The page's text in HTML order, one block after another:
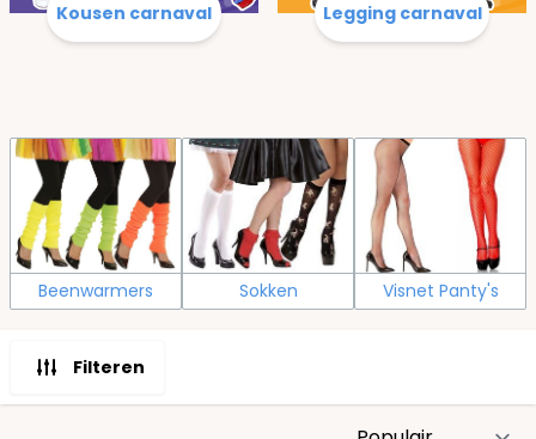
Kousen carnaval Legging carnaval
Beenwarmers Sokken Visnet Panty's
Filteren